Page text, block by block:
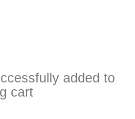
added to
cart